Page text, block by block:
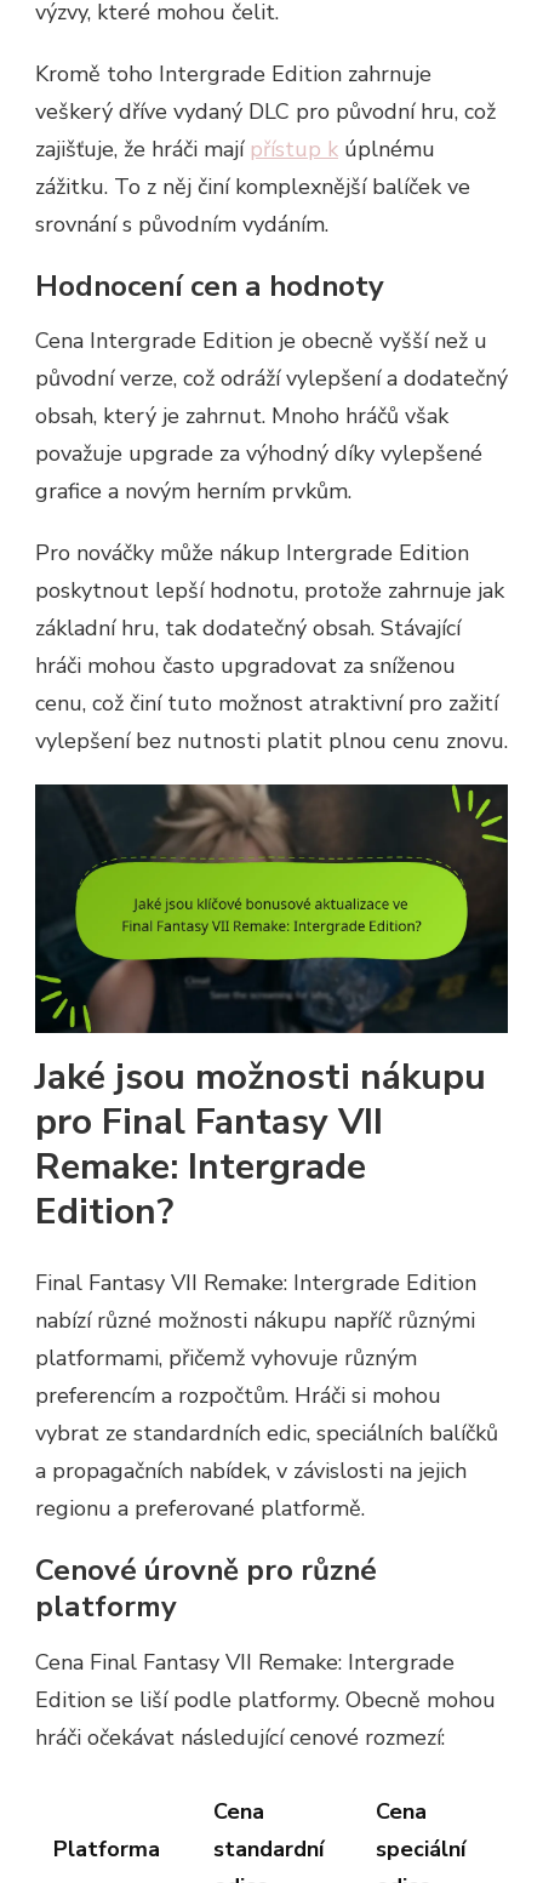
výzvy, které mohou čelit.
Kromě toho Intergrade Edition zahrnuje
veškerý dříve vydaný DLC pro původní hru, což
zajišťuje, že hráči mají přístup k úplnému
zážitku. To z něj činí komplexnější balíček ve
srovnání s původním vydáním.
Hodnocení cen a hodnoty
Cena Intergrade Edition je obecně vyšší než u
původní verze, což odráží vylepšení a dodatečný
obsah, který je zahrnut. Mnoho hráčů však
považuje upgrade za výhodný díky vylepšené
grafice a novým herním prvkům.
Pro nováčky může nákup Intergrade Edition
poskytnout lepší hodnotu, protože zahrnuje jak
základní hru, tak dodatečný obsah. Stávající
hráči mohou často upgradovat za sníženou
cenu, což činí tuto možnost atraktivní pro zažití
vylepšení bez nutnosti platit plnou cenu znovu.
Jaké jsou možnosti nákupu
pro Final Fantasy VII
Remake: Intergrade
Edition?
Final Fantasy VII Remake: Intergrade Edition
nabízí různé možnosti nákupu napříč různými
platformami, přičemž vyhovuje různým
preferencím a rozpočtům. Hráči si mohou
vybrat ze standardních edic, speciálních balíčků
a propagačních nabídek, v závislosti na jejich
regionu a preferované platformě.
Cenové úrovně pro různé
platformy
Cena Final Fantasy VII Remake: Intergrade
Edition se liší podle platformy. Obecně mohou
hráči očekávat následující cenové rozmezí:
Platforma
Cena
standardní
Cena
speciální